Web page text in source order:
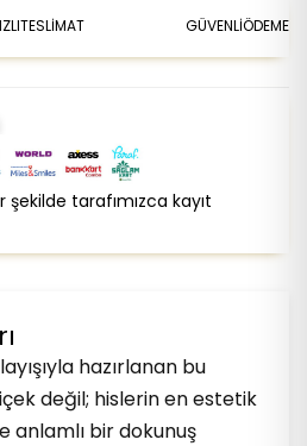
TESLİMAT GÜVENLİÖDEME
şekilde tarafımızca kayıt
hazırlanan bu
değil; hislerin en estetik
anlamlı bir dokunuş